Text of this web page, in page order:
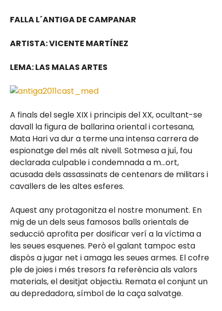
FALLA L´ANTIGA DE CAMPANAR
ARTISTA: VICENTE MARTÍNEZ
LEMA: LAS MALAS ARTES
A finals del segle XIX i principis del XX, ocultant-se
davall la figura de ballarina oriental i cortesana,
Mata Hari va dur a terme una intensa carrera de
espionatge del més alt nivell. Sotmesa a juí, fou
declarada culpable i condemnada a m…ort,
acusada dels assassinats de centenars de militars i
cavallers de les altes esferes.
Aquest any protagonitza el nostre monument. En
mig de un dels seus famosos balls orientals de
seducció aprofita per dosificar verí a la víctima a
les seues esquenes. Però el galant tampoc esta
dispòs a jugar net i amaga les seues armes. El cofre
ple de joies i més tresors fa referència als valors
materials, el desitjat objectiu. Remata el conjunt un
au depredadora, símbol de la caça salvatge.